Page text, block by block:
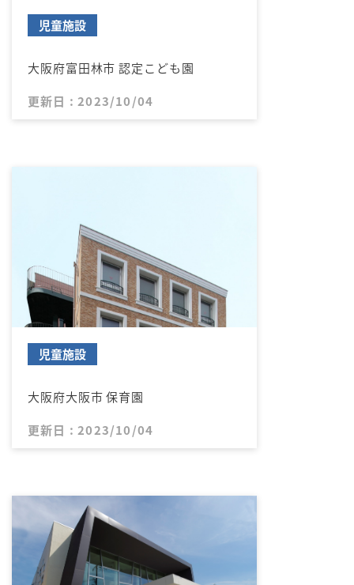
児童施設
大阪府富田林市 認定こども園
更新日 : 2023/10/04
児童施設
大阪府大阪市 保育園
更新日 : 2023/10/04